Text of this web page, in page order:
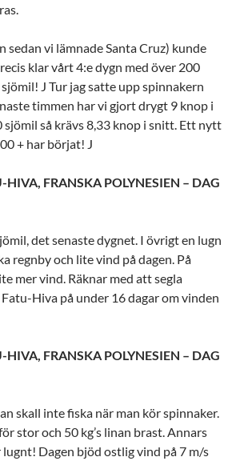
sedan vi lämnade Santa Cruz) kunde
klar vårt 4:e dygn med över 200
J Tur jag satte upp spinnakern
timmen har vi gjort drygt 9 knop i
så krävs 8,33 knop i snitt. Ett nytt
+ har börjat! J
HIVA, FRANSKA POLYNESIEN – DAG
det senaste dygnet. I övrigt en lugn
regnby och lite vind på dagen. På
mer vind. Räknar med att segla
Hiva på under 16 dagar om vinden
HIVA, FRANSKA POLYNESIEN – DAG
skall inte fiska när man kör spinnaker.
stor och 50 kg’s linan brast. Annars
Dagen bjöd ostlig vind på 7 m/s